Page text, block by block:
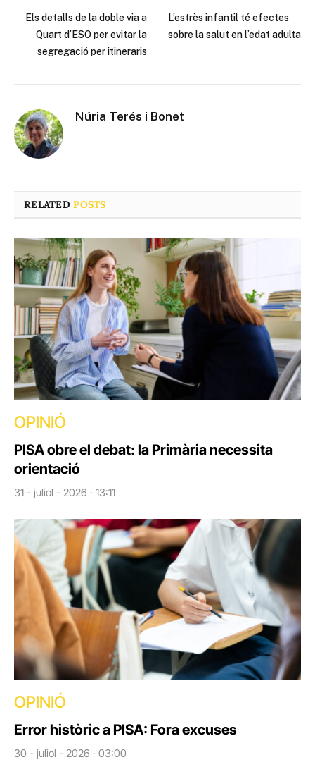
Els detalls de la doble via a
Quart d’ESO per evitar la
segregació per itineraris
L’estrès infantil té efectes
sobre la salut en l’edat adulta
Núria Terés i Bonet
RELATEDPOSTS
OPINIÓ
PISA obre el debat: la Primària necessita
orientació
31 - juliol - 2026 · 13:11
OPINIÓ
Error històric a PISA: Fora excuses
30 - juliol - 2026 · 03:00